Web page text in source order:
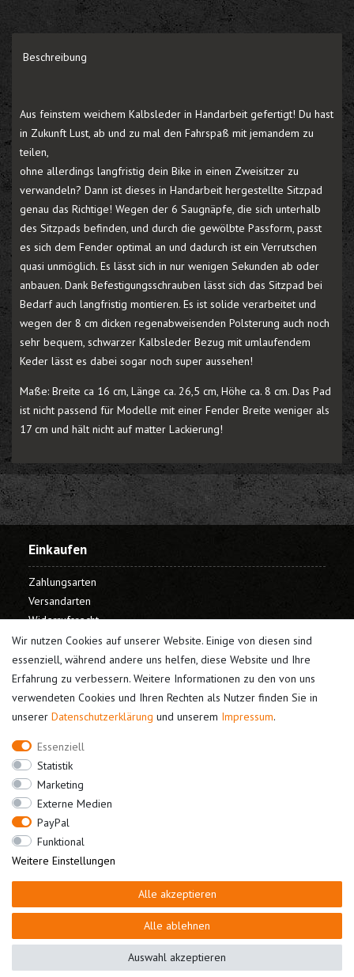
Beschreibung
Aus feinstem weichem Kalbsleder in Handarbeit gefertigt! Du hast
in Zukunft Lust, ab und zu mal den Fahrspaß mit jemandem zu
teilen,
ohne allerdings langfristig dein Bike in einen Zweisitzer zu
verwandeln? Dann ist dieses in Handarbeit hergestellte Sitzpad
genau das Richtige! Wegen der 6 Saugnäpfe, die sich unterhalb
des Sitzpads befinden, und durch die gewölbte Passform, passt
es sich dem Fender optimal an und dadurch ist ein Verrutschen
quasi unmöglich. Es lässt sich in nur wenigen Sekunden ab oder
anbauen. Dank Befestigungsschrauben lässt sich das Sitzpad bei
Bedarf auch langfristig montieren. Es ist solide verarbeitet und
wegen der 8 cm dicken regenabweisenden Polsterung auch noch
sehr bequem, schwarzer Kalbsleder Bezug mit umlaufendem
Keder lässt es dabei sogar noch super aussehen!
Maße: Breite ca 16 cm, Länge ca. 26,5 cm, Höhe ca. 8 cm. Das Pad
ist nicht passend für Modelle mit einer Fender Breite weniger als
17 cm und hält nicht auf matter Lackierung!
Wir nutzen Cookies auf unserer Website. Einige von diesen sind
essenziell, während andere uns helfen, diese Website und Ihre
Erfahrung zu verbessern. Weitere Informationen zu den von uns
verwendeten Cookies und Ihren Rechten als Nutzer finden Sie in
unserer Daten­schutz­erklärung und unserem Impressum.
Essenziell
Statistik
Marketing
Externe Medien
PayPal
Funktional
Weitere Einstellungen
Alle akzeptieren
Alle ablehnen
Auswahl akzeptieren
Einkaufen
Zahlungsarten
Versandarten
Widerrufsrecht
Warenkorb
Kasse
Mein Konto
Registrieren
Login
Unternehmen
Kontakt
Datenschutz
AGB
Impressum
Bestellung widerrufen